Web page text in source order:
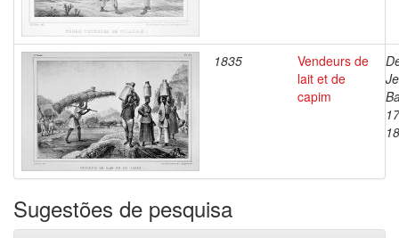
1835
Vendeurs de
lait et de
capim
Sugestões de pesquisa